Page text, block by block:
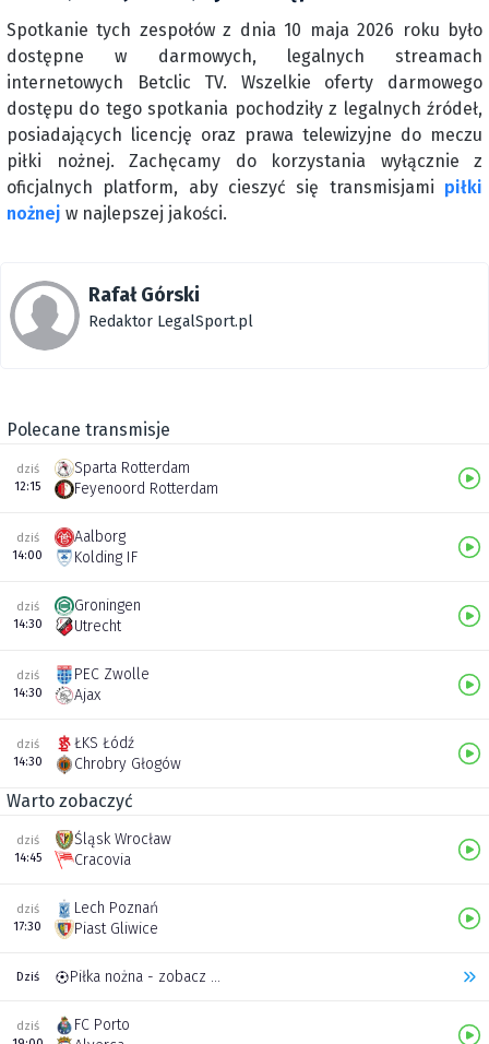
Spotkanie tych zespołów z dnia 10 maja 2026 roku było
dostępne w darmowych, legalnych streamach
internetowych Betclic TV. Wszelkie oferty darmowego
dostępu do tego spotkania pochodziły z legalnych źródeł,
posiadających licencję oraz prawa telewizyjne do meczu
piłki nożnej. Zachęcamy do korzystania wyłącznie z
oficjalnych platform, aby cieszyć się transmisjami piłki
nożnej w najlepszej jakości.
Rafał Górski
Redaktor LegalSport.pl
Polecane transmisje
dziś
12:15
Sparta Rotterdam
Feyenoord Rotterdam
dziś
14:00
Aalborg
Kolding IF
dziś
14:30
Groningen
Utrecht
dziś
14:30
PEC Zwolle
Ajax
dziś
14:30
ŁKS Łódź
Chrobry Głogów
Warto zobaczyć
dziś
14:45
Śląsk Wrocław
Cracovia
dziś
17:30
Lech Poznań
Piast Gliwice
Dziś Piłka nożna - zobacz inne transmisje
dziś
FC Porto